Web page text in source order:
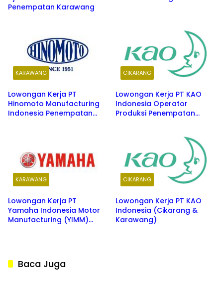
Penempatan Karawang
KARAWANG
Lowongan Kerja PT
Hinomoto Manufacturing
Indonesia Penempatan
CIKARANG
Lowongan Kerja PT KAO
Indonesia Operator
Produksi Penempatan
KARAWANG
Lowongan Kerja PT
Yamaha Indonesia Motor
Manufacturing (YIMM)
CIKARANG
Lowongan Kerja PT KAO
Indonesia (Cikarang &
Karawang)
Baca Juga